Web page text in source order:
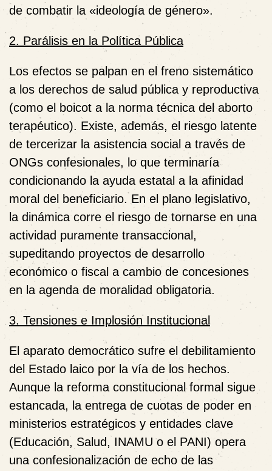
de combatir la «ideología de género».
2. Parálisis en la Política Pública
Los efectos se palpan en el freno sistemático
a los derechos de salud pública y reproductiva
(como el boicot a la norma técnica del aborto
terapéutico). Existe, además, el riesgo latente
de tercerizar la asistencia social a través de
ONGs confesionales, lo que terminaría
condicionando la ayuda estatal a la afinidad
moral del beneficiario. En el plano legislativo,
la dinámica corre el riesgo de tornarse en una
actividad puramente transaccional,
supeditando proyectos de desarrollo
económico o fiscal a cambio de concesiones
en la agenda de moralidad obligatoria.
3. Tensiones e Implosión Institucional
El aparato democrático sufre el debilitamiento
del Estado laico por la vía de los hechos.
Aunque la reforma constitucional formal sigue
estancada, la entrega de cuotas de poder en
ministerios estratégicos y entidades clave
(Educación, Salud, INAMU o el PANI) opera
una confesionalización de echo de las